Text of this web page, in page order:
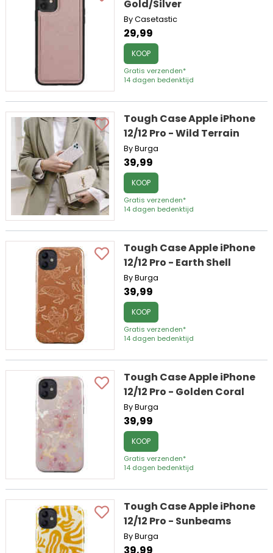
Gold/Silver
By Casetastic
29,99
KOOP
Gratis verzenden*
14 dagen bedenktijd
Tough Case Apple iPhone
12/12 Pro - Wild Terrain
By Burga
39,99
KOOP
Gratis verzenden*
14 dagen bedenktijd
Tough Case Apple iPhone
12/12 Pro - Earth Shell
By Burga
39,99
KOOP
Gratis verzenden*
14 dagen bedenktijd
Tough Case Apple iPhone
12/12 Pro - Golden Coral
By Burga
39,99
KOOP
Gratis verzenden*
14 dagen bedenktijd
Tough Case Apple iPhone
12/12 Pro - Sunbeams
By Burga